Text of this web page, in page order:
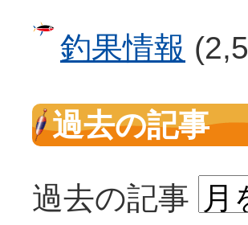
釣果情報
過去の記事
過去の記事